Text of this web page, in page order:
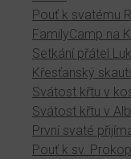
Pouť k svatému
FamilyCamp na
Setkání přátel
Křesťanský
Svátost křtu v
Svátost křtu v
První svaté
Pouť k sv.